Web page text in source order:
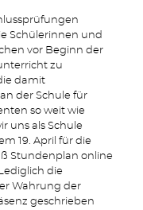
Schülerinnen und
vor Beginn der
zu
damit
der Schule für
so weit wie
uns als Schule
19. April für die
Stundenplan online
die
Wahrung der
geschrieben